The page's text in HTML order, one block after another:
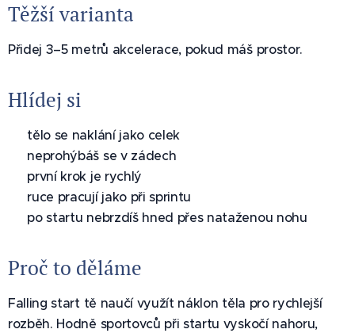
Těžší varianta
Přidej 3–5 metrů akcelerace, pokud máš prostor.
Hlídej si
✅ tělo se naklání jako celek
✅ neprohýbáš se v zádech
✅ první krok je rychlý
✅ ruce pracují jako při sprintu
✅ po startu nebrzdíš hned přes nataženou nohu
Proč to děláme
Falling start tě naučí využít náklon těla pro rychlejší
rozběh. Hodně sportovců při startu vyskočí nahoru,